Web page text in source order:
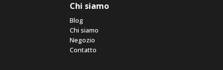
Chi siamo
Blog
Chi siamo
Negozio
Contatto